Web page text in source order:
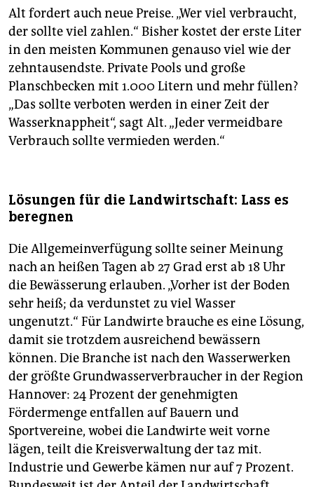
Alt fordert auch neue Preise. „Wer viel verbraucht,
der sollte viel zahlen.“ Bisher kostet der erste Liter
in den meisten Kommunen genauso viel wie der
zehntausendste. Private Pools und große
Planschbecken mit 1.000 Litern und mehr füllen?
„Das sollte verboten werden in einer Zeit der
Wasserknappheit“, sagt Alt. „Jeder vermeidbare
Verbrauch sollte vermieden werden.“
Lösungen für die Landwirtschaft: Lass es
beregnen
Die Allgemeinverfügung sollte seiner Meinung
nach an heißen Tagen ab 27 Grad erst ab 18 Uhr
die Bewässerung erlauben. „Vorher ist der Boden
sehr heiß; da verdunstet zu viel Wasser
ungenutzt.“ Für Landwirte brauche es eine Lösung,
damit sie trotzdem ausreichend bewässern
können. Die Branche ist nach den Wasserwerken
der größte Grundwasserverbraucher in der Region
Hannover: 24 Prozent der genehmigten
Fördermenge entfallen auf Bauern und
Sportvereine, wobei die Landwirte weit vorne
lägen, teilt die Kreisverwaltung der taz mit.
Industrie und Gewerbe kämen nur auf 7 Prozent.